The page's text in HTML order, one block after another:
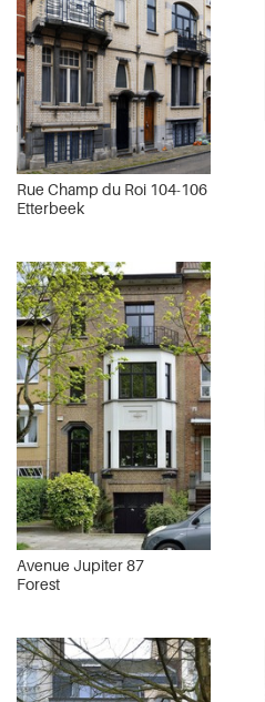
Rue Champ du Roi 104-106
Etterbeek
Avenue Jupiter 87
Forest